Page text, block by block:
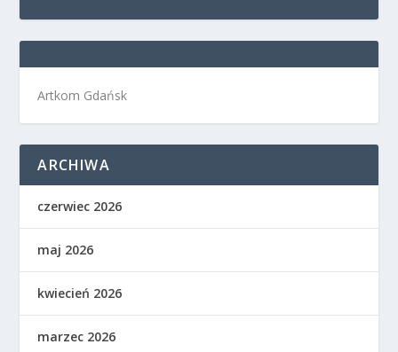
Artkom Gdańsk
ARCHIWA
czerwiec 2026
maj 2026
kwiecień 2026
marzec 2026